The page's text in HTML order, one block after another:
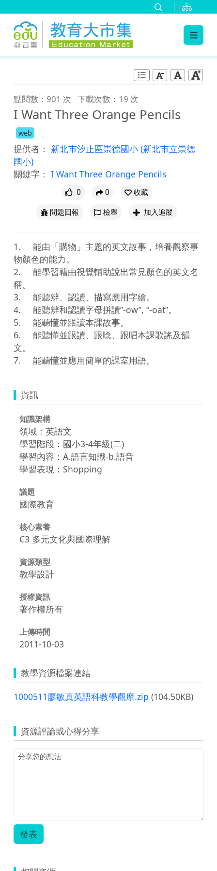
點閱數：901 次 下載次數：19 次
I Want Three Orange Pencils
web
提供者： 新北市汐止區崇德國小 (新北市立崇德
國小)
關鍵字： I Want Three Orange Pencils
0 0
收藏
問題回報
檢舉 加入追蹤
1.	能由「購物」主題的英文故事，培養觀察事
物顏色的能力。
2.	能學習藉由視覺輔助說出常見顏色的英文名
稱。
3.	能聽辨、認讀、描寫應用字繪。
4.	能聽辨和認讀字母拼讀”-ow”, “-oat”。
5.	能聽懂並跟讀本課故事。
6.	能聽懂並跟讀、跟唸、跟唱本課歌謠及韻
文。
資訊
知識架構
領域：英語文
學習階段：國小3-4年級(二)
學習內容：A.語言知識-b.語音
學習表現：Shopping
議題
國際教育
核心素養
C3 多元文化與國際理解
資源類型
教學設計
授權資訊
著作權所有
上傳時間
2011-10-03
教學資源檔案連結
1000511廖敏真英語科教學觀摩.zip (104.50KB)
資源評論或心得分享
發表